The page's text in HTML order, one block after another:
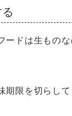
ドは生ものな
期限を切らし